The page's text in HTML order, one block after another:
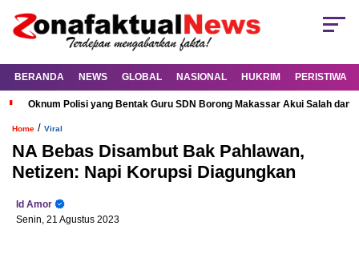
BERANDA NEWS GLOBAL NASIONAL HUKRIM PERISTIWA
Oknum Polisi yang Bentak Guru SDN Borong Makassar Akui Salah dan
Home / Viral
NA Bebas Disambut Bak Pahlawan,
Netizen: Napi Korupsi Diagungkan
Id Amor
Senin, 21 Agustus 2023